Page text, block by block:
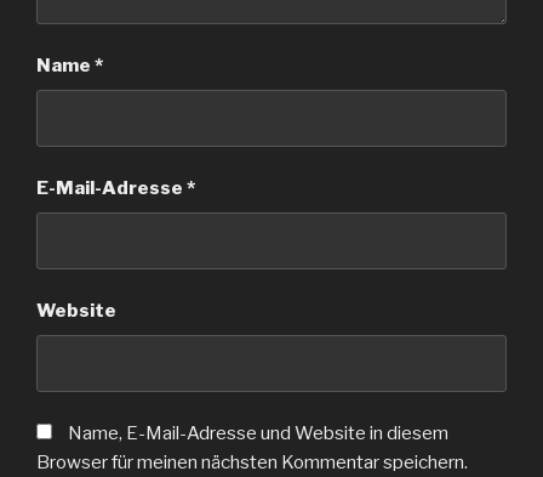
Name *
E-Mail-Adresse *
Website
Name, E-Mail-Adresse und Website in diesem
Browser für meinen nächsten Kommentar speichern.